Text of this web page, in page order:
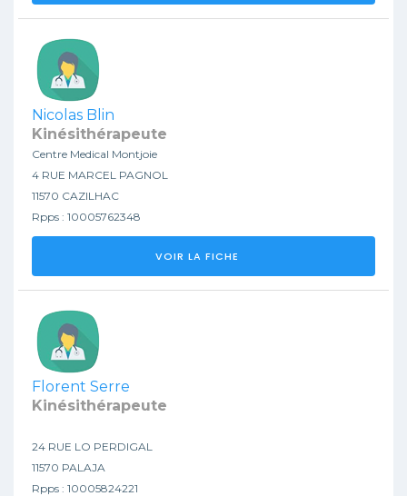
Nicolas Blin
Kinésithérapeute
Centre Medical Montjoie
4 RUE MARCEL PAGNOL
11570 CAZILHAC
Rpps : 10005762348
VOIR LA FICHE
Florent Serre
Kinésithérapeute
24 RUE LO PERDIGAL
11570 PALAJA
Rpps : 10005824221